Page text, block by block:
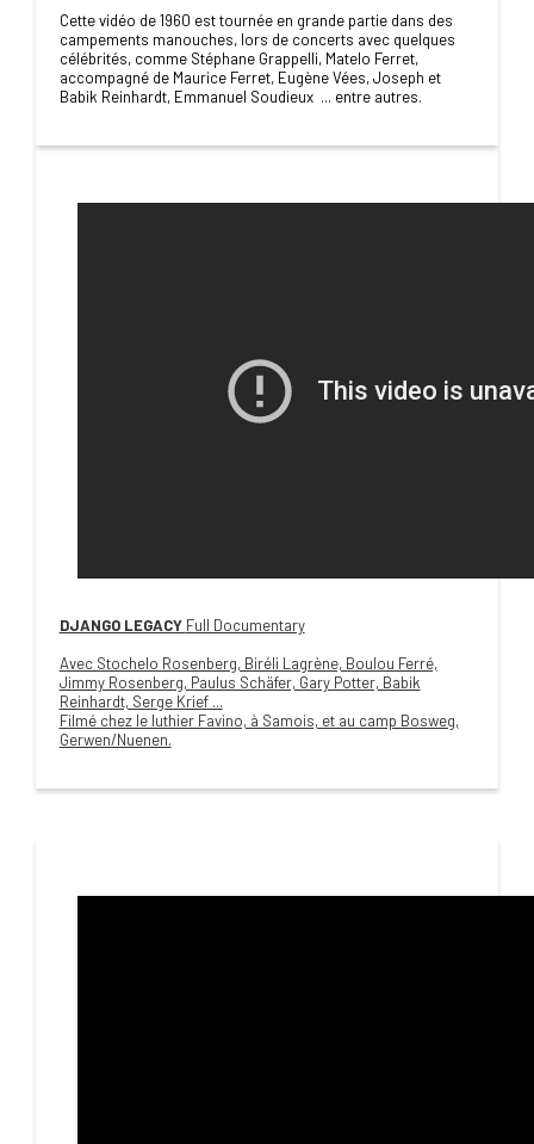
Cette vidéo de 1960 est tournée en grande partie dans des
campements manouches, lors de concerts avec quelques
célébrités, comme Stéphane Grappelli, Matelo Ferret,
accompagné de Maurice Ferret, Eugène Vées, Joseph et
Babik Reinhardt, Emmanuel Soudieux ... entre autres.
DJANGO LEGACY Full Documentary
Avec Stochelo Rosenberg, Biréli Lagrène, Boulou Ferré,
Jimmy Rosenberg, Paulus Schäfer, Gary Potter, Babik
Reinhardt, Serge Krief ...
Filmé chez le luthier Favino, à Samois, et au camp Bosweg,
Gerwen/Nuenen.